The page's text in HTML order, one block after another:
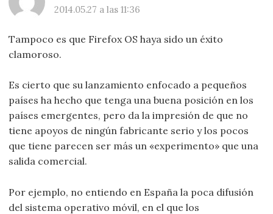
2014.05.27 a las 11:36
Tampoco es que Firefox OS haya sido un éxito
clamoroso.
Es cierto que su lanzamiento enfocado a pequeños
países ha hecho que tenga una buena posición en los
países emergentes, pero da la impresión de que no
tiene apoyos de ningún fabricante serio y los pocos
que tiene parecen ser más un «experimento» que una
salida comercial.
Por ejemplo, no entiendo en España la poca difusión
del sistema operativo móvil, en el que los